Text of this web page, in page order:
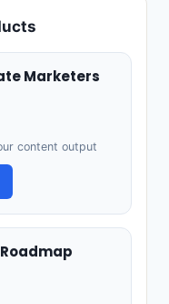
Marketers
content output